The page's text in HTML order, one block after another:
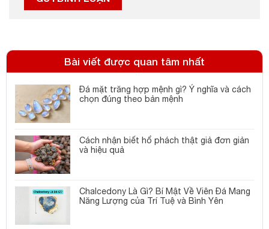
Bài viết được quan tâm nhất
Đá mặt trăng hợp mệnh gì? Ý nghĩa và cách
chọn đúng theo bản mệnh
Cách nhận biết hổ phách thật giả đơn giản
và hiệu quả
Chalcedony Là Gì? Bí Mật Về Viên Đá Mang
Năng Lượng của Trí Tuệ và Bình Yên